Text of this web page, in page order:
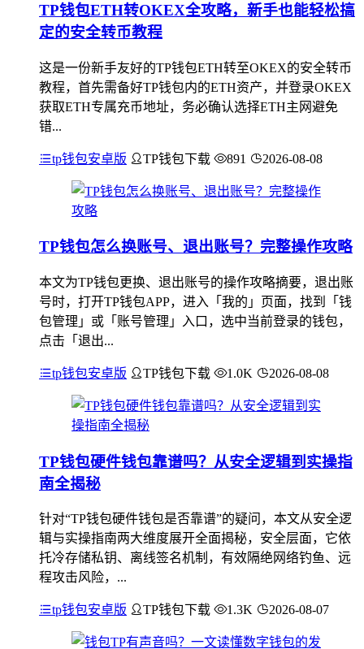
TP钱包ETH转OKEX全攻略，新手也能轻松搞
定的安全转币教程
这是一份新手友好的TP钱包ETH转至OKEX的安全转币
教程，首先需备好TP钱包内的ETH资产，并登录OKEX
获取ETH专属充币地址，务必确认选择ETH主网避免
错...
tp钱包安卓版 TP钱包下载 891 2026-08-08
TP钱包怎么换账号、退出账号？完整操作攻略
本文为TP钱包更换、退出账号的操作攻略摘要，退出账
号时，打开TP钱包APP，进入「我的」页面，找到「钱
包管理」或「账号管理」入口，选中当前登录的钱包，
点击「退出...
tp钱包安卓版 TP钱包下载 1.0K 2026-08-08
TP钱包硬件钱包靠谱吗？从安全逻辑到实操指
南全揭秘
针对“TP钱包硬件钱包是否靠谱”的疑问，本文从安全逻
辑与实操指南两大维度展开全面揭秘，安全层面，它依
托冷存储私钥、离线签名机制，有效隔绝网络钓鱼、远
程攻击风险，...
tp钱包安卓版 TP钱包下载 1.3K 2026-08-07